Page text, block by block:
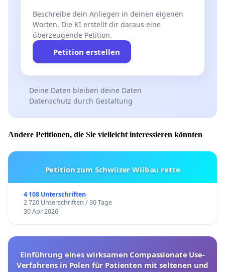
Beschreibe dein Anliegen in deinen eigenen
Worten. Die KI erstellt dir daraus eine
überzeugende Petition.
Petition erstellen
Deine Daten bleiben deine Daten
Datenschutz durch Gestaltung
Andere Petitionen, die Sie vielleicht interessieren könnten
Petition zum Schwiizer Wiibau rette
4 108 Unterschriften
2 720 Unterschriften / 30 Tage
30 Apr 2026
Einführung eines wirksamen Compassionate Use-
Verfahrens in Polen für Patienten mit seltenen und